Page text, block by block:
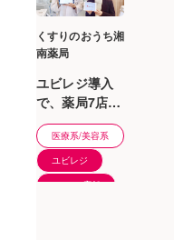
くすりのおうち湘
南薬局
ユビレジ導入
で、薬局7店舗
のIT化が進み
ました
医療系/美容系
ユビレジ
21〜50店舗